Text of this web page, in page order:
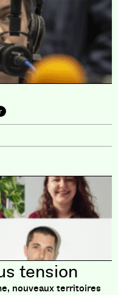
tension
nouveaux territoires